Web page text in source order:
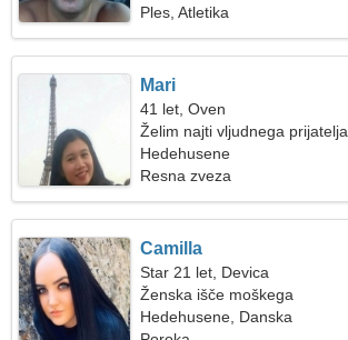
Ples, Atletika
Mari
41 let, Oven
Želim najti vljudnega prijatelja
Hedehusene
Resna zveza
Camilla
Star 21 let, Devica
Ženska išče moškega
Hedehusene, Danska